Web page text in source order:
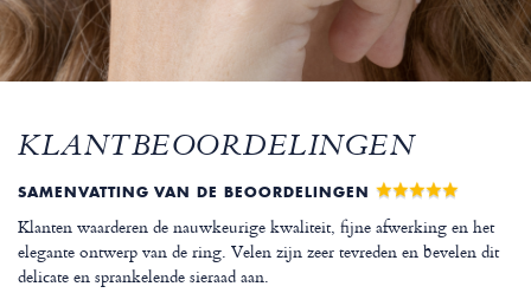
KLANTBEOORDELINGEN
SAMENVATTING VAN DE BEOORDELINGEN
Klanten waarderen de nauwkeurige kwaliteit, fijne afwerking en het
elegante ontwerp van de ring. Velen zijn zeer tevreden en bevelen dit
delicate en sprankelende sieraad aan.